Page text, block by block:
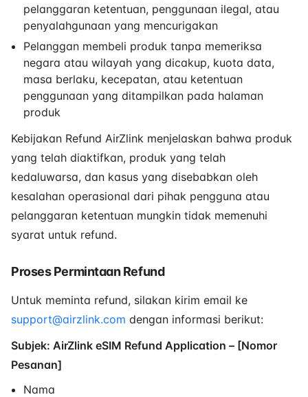
pelanggaran ketentuan, penggunaan ilegal, atau
penyalahgunaan yang mencurigakan
Pelanggan membeli produk tanpa memeriksa
negara atau wilayah yang dicakup, kuota data,
masa berlaku, kecepatan, atau ketentuan
penggunaan yang ditampilkan pada halaman
produk
Kebijakan Refund AirZlink menjelaskan bahwa produk
yang telah diaktifkan, produk yang telah
kedaluwarsa, dan kasus yang disebabkan oleh
kesalahan operasional dari pihak pengguna atau
pelanggaran ketentuan mungkin tidak memenuhi
syarat untuk refund.
Proses Permintaan Refund
Untuk meminta refund, silakan kirim email ke
support@airzlink.com dengan informasi berikut:
Subjek: AirZlink eSIM Refund Application – [Nomor
Pesanan]
Nama